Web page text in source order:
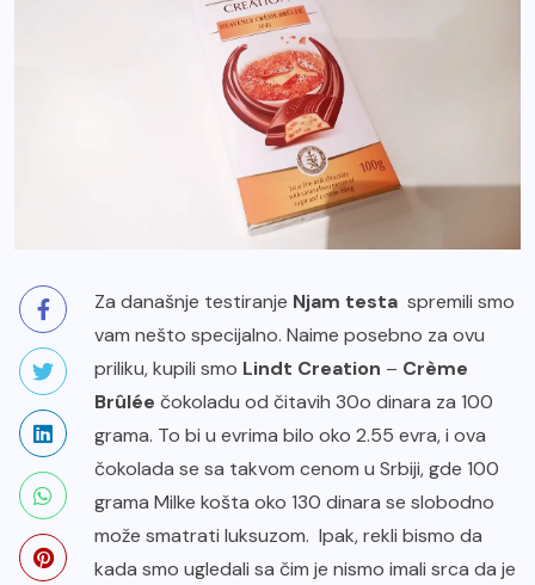
Za današnje testiranje Njam testa spremili smo
vam nešto specijalno. Naime posebno za ovu
priliku, kupili smo Lindt Creation – Crème
Brûlée čokoladu od čitavih 30o dinara za 100
grama. To bi u evrima bilo oko 2.55 evra, i ova
čokolada se sa takvom cenom u Srbiji, gde 100
grama Milke košta oko 130 dinara se slobodno
može smatrati luksuzom. Ipak, rekli bismo da
kada smo ugledali sa čim je nismo imali srca da je